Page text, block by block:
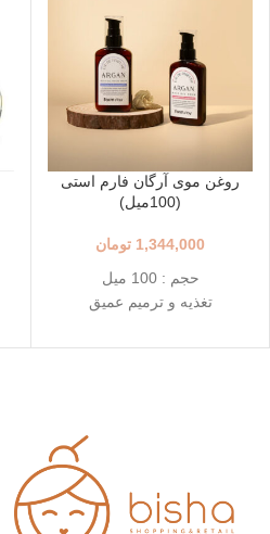
روغن موی آرگان فارم استی
(100میل)
1,344,000 تومان
حجم : 100 میل
تغذیه و ترمیم عمیق
محافظت در برابر آسیب‌های